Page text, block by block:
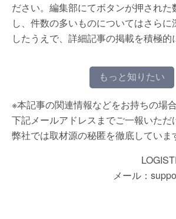
ださい。編集部にてボタンが押された
し、件数の多いものについてはさら
したうえで、詳細記事の掲載を積極的
もっと知りたい
※本記事の関連情報などをお持ちの場
下記メールアドレスまでご一報いただ
弊社では取材源の秘匿を徹底していま
メール：